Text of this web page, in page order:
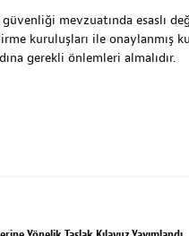
mevzuatında esaslı
kuruluşları ile onaylanmış
gerekli önlemleri almalıdır.